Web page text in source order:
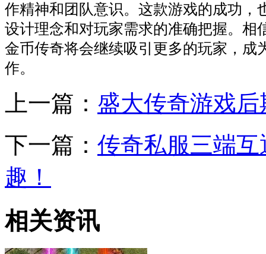
作精神和团队意识。这款游戏的成功，
设计理念和对玩家需求的准确把握。相
金币传奇将会继续吸引更多的玩家，成
作。
上一篇： 盛大传奇游戏
下一篇： 传奇私服三端
趣！
相关资讯